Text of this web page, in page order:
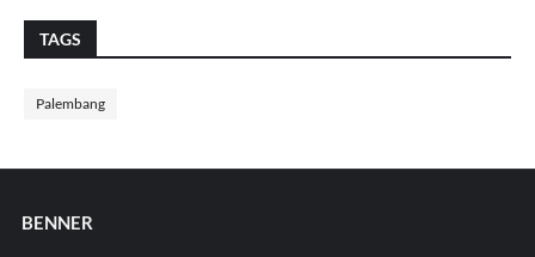
TAGS
Palembang
BENNER